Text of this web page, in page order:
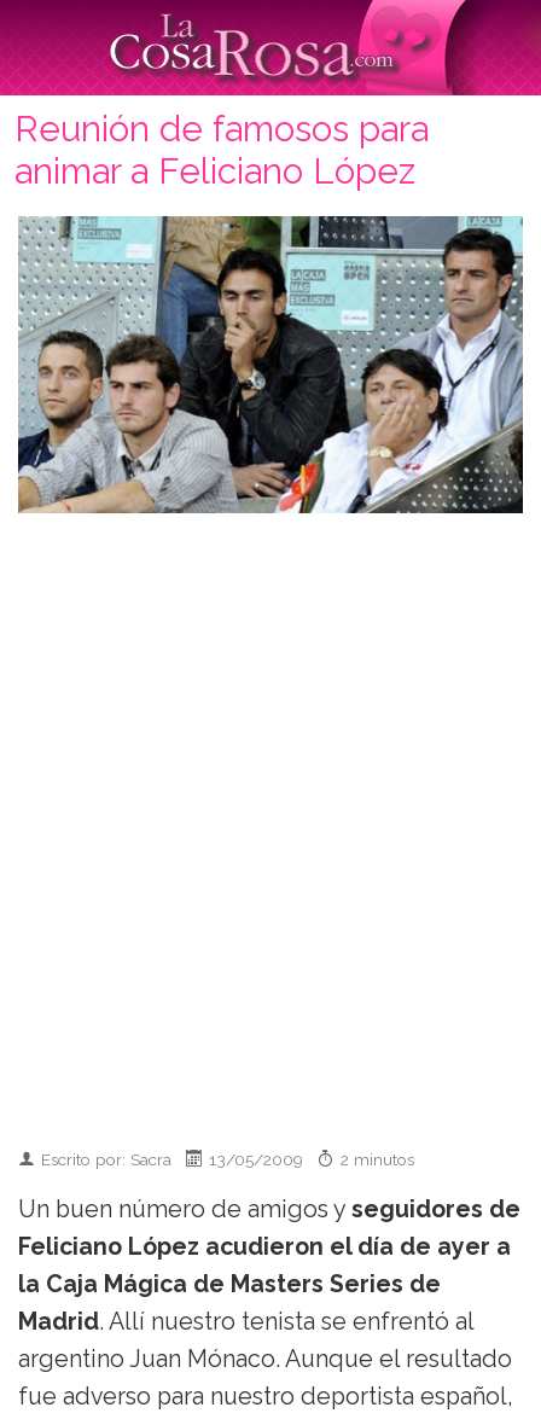
Reunión de famosos para
animar a Feliciano López
Escrito por: Sacra 13/05/2009 2 minutos
Un buen número de amigos y seguidores de
Feliciano López acudieron el día de ayer a
la Caja Mágica de Masters Series de
Madrid. Allí nuestro tenista se enfrentó al
argentino Juan Mónaco. Aunque el resultado
fue adverso para nuestro deportista español,